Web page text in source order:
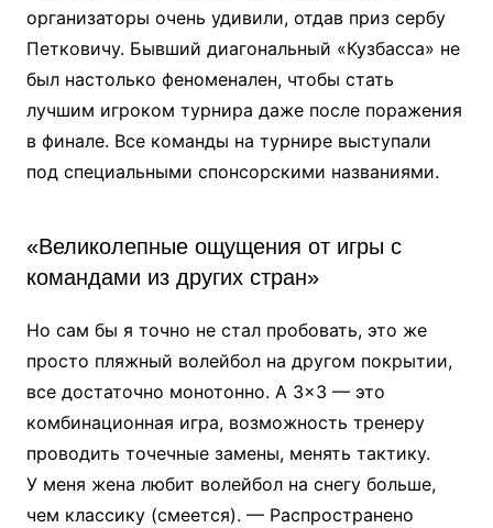
организаторы очень удивили, отдав приз сербу
Петковичу. Бывший диагональный «Кузбасса» не
был настолько феноменален, чтобы стать
лучшим игроком турнира даже после поражения
в финале. Все команды на турнире выступали
под специальными спонсорскими названиями.
«Великолепные ощущения от игры с
командами из других стран»
Но сам бы я точно не стал пробовать, это же
просто пляжный волейбол на другом покрытии,
все достаточно монотонно. А 3×3 — это
комбинационная игра, возможность тренеру
проводить точечные замены, менять тактику.
У меня жена любит волейбол на снегу больше,
чем классику (смеется). — Распространено